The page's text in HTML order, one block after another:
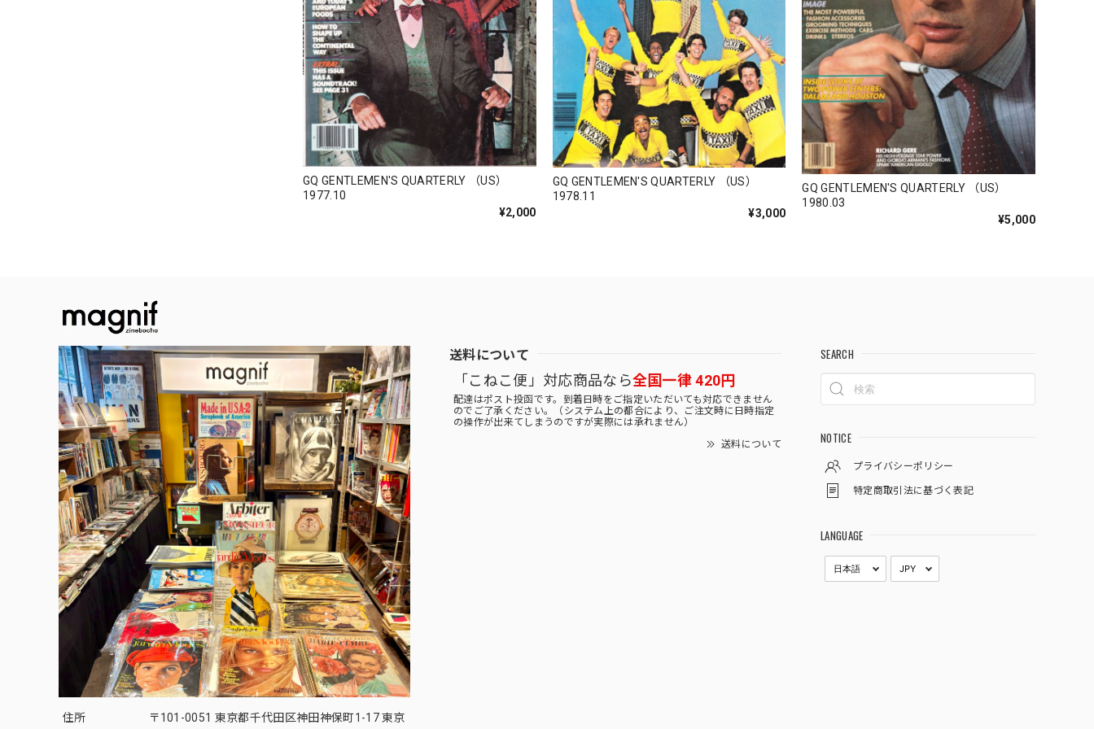
GQ GENTLEMEN'S QUARTERLY （US）
1977.10
¥2,000
GQ GENTLEMEN'S QUARTERLY （US）
1978.11
¥3,000
GQ GENTLEMEN'S QUARTERLY （US）
1980.03
¥5,000
住所
〒101-0051 東京都千代田区神田神保町1-17 東京
送料について
「こねこ便」対応商品なら全国一律 420円
配達はポスト投函です。到着日時をご指定いただいても対応できません
のでご了承ください。（システム上の都合により、ご注文時に日時指定
の操作が出来てしまうのですが実際には承れません）
送料について
SEARCH
NOTICE
プライバシーポリシー
特定商取引法に基づく表記
LANGUAGE